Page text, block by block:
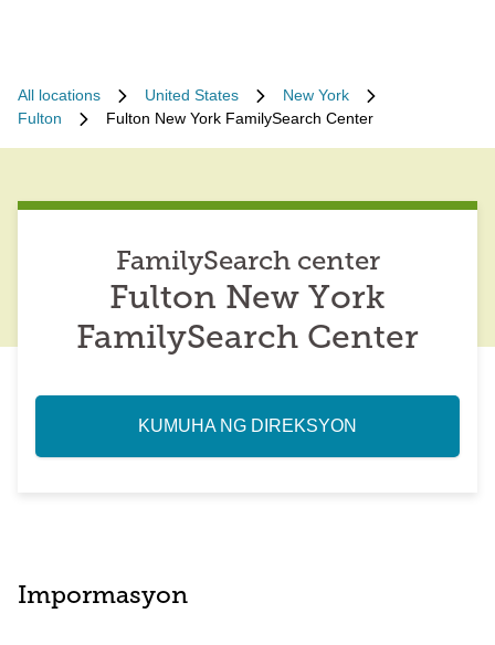
All locations United States
New York
Fulton
Fulton New York FamilySearch Center
FamilySearch center
Fulton New York
FamilySearch Center
KUMUHA NG DIREKSYON
Impormasyon